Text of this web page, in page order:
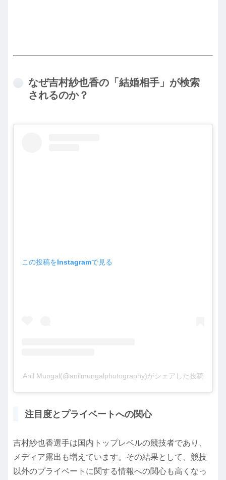
なぜ吉村紗也香の「結婚相手」が検索
されるのか？
この投稿をInstagramで見る
Anil Mungal(@anilmungalphotography)がシェアした投稿
注目度とプライベートへの関心
吉村紗也香選手は国内トップレベルの競技者であり、
メディア露出も増えています。その結果として、競技
以外のプライベートに関する情報への関心も高くなっ